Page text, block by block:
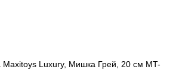
Maxitoys Luxury, Мишка Грей, 20 см MT-